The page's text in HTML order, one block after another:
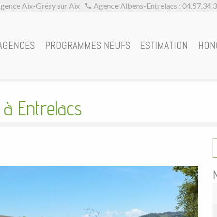
à Entrelacs -
Aix-Grésy sur Aix Agence Albens-Entrelacs :
PROGRAMMES NEUFS ESTIMATION
Entrelacs